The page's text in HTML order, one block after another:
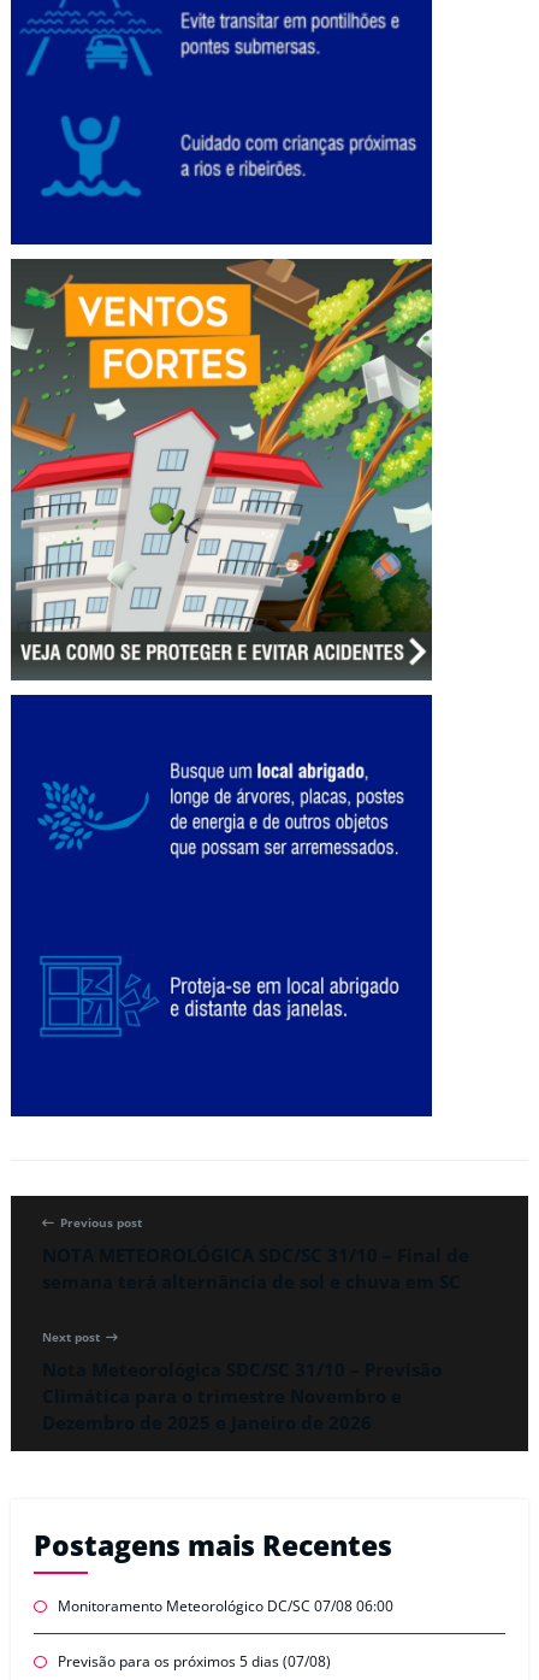
Previous post
Next post
Postagens mais Recentes
Monitoramento Meteorológico DC/SC 07/08 06:00
Previsão para os próximos 5 dias (07/08)